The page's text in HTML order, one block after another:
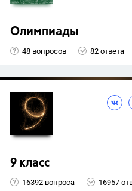
Олимпиады
48 вопросов 82 ответа
9 класс
16392 вопроса 16957